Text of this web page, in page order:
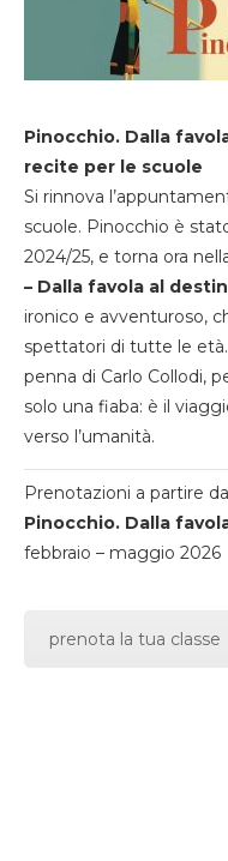
Pinocchio. Dalla
recite per le scuole
Si rinnova
scuole. Pinocchio è
2024/25, e torna ora
– Dalla favola al
ironico e avventuroso,
spettatori di tutte le età.
penna di Carlo Collodi,
solo una fiaba: è il
verso l’umanità.
Prenotazioni a partire
Pinocchio. Dalla
febbraio – maggio 2026
prenota la tua classe